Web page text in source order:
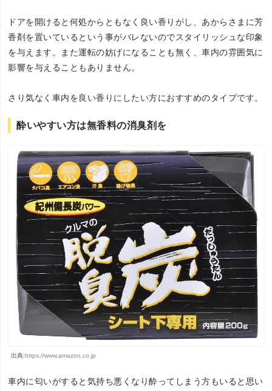
ドアを開けると何処からともなく良い香りがし、あからさまに芳
香剤を置いているという事がバレないのでスタイリッシュな印象
を与えます。また運転の妨げになることも無く、車内の雰囲気に
影響を与えることもありません。
さり気なく車内を良い香りにしたい方におすすめのタイプです。
酔いやすい方は無香料の消臭剤を
出典: https://www.amazon.co.jp
車内に匂いがすると気持ち悪くなり酔ってしまう方もいると思い